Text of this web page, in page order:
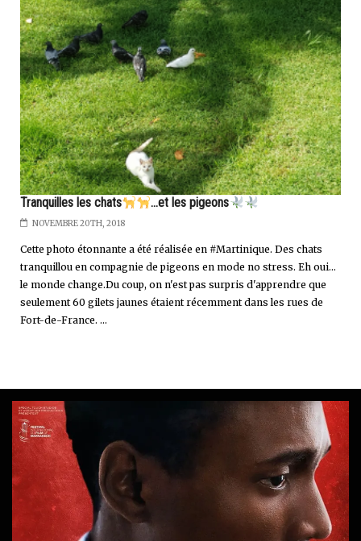
Tranquilles les chats ...et les pigeons
NOVEMBRE 20TH, 2018
Cette photo étonnante a été réalisée en #Martinique. Des chats
tranquillou en compagnie de pigeons en mode no stress. Eh oui...
le monde change.Du coup, on n'est pas surpris d'apprendre que
seulement 60 gilets jaunes étaient récemment dans les rues de
Fort-de-France. ...